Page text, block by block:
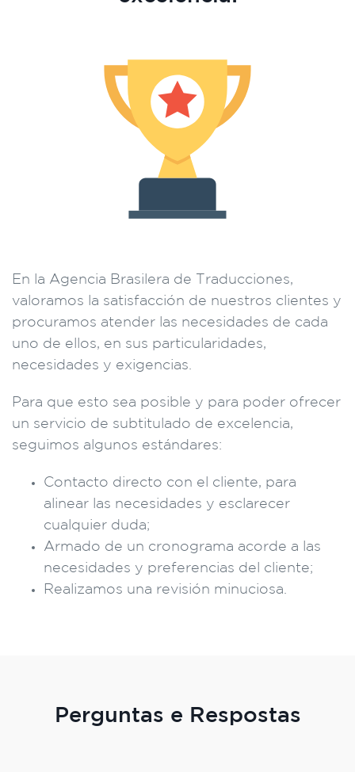
En la Agencia Brasilera de Traducciones,
valoramos la satisfacción de nuestros clientes y
procuramos atender las necesidades de cada
uno de ellos, en sus particularidades,
necesidades y exigencias.
Para que esto sea posible y para poder ofrecer
un servicio de subtitulado de excelencia,
seguimos algunos estándares:
Contacto directo con el cliente, para
alinear las necesidades y esclarecer
cualquier duda;
Armado de un cronograma acorde a las
necesidades y preferencias del cliente;
Realizamos una revisión minuciosa.
Perguntas e Respostas